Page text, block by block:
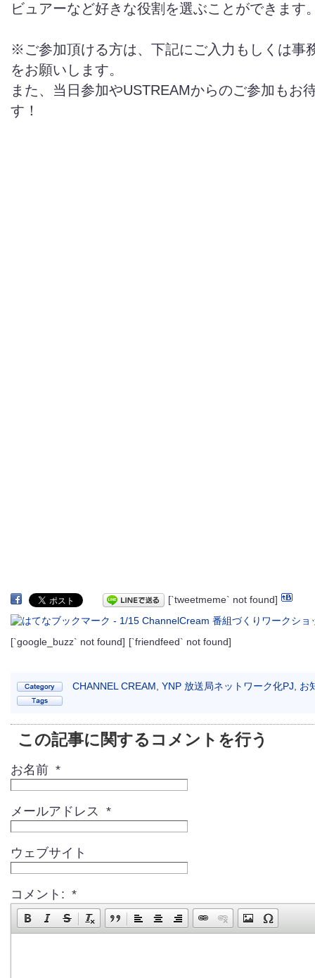
ビュアーなど好きな役割を選ぶことができます
※ご参加頂ける方は、下記にご入力もしくは事
をお願いします。
また、当日参加やUSTREAMからのご参加もお
す！
[`tweetmeme` not found]
[`google_buzz` not found] [`friendfeed` not found]
CHANNEL CREAM YNP 放送局ネットワーク化PJ お
この記事に関するコメントを行う
お名前 *
メールアドレス *
ウェブサイト
コメント: *